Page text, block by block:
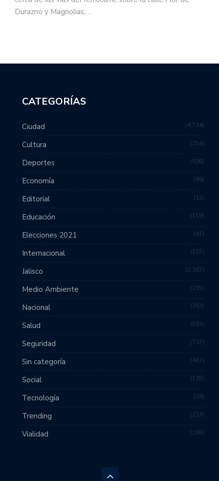
Durazno y Magnolias,…
CATEGORÍAS
Ciudad 4,734
Cultura 354
Deportes 506
Economía 89
Editorial 12
Educación 119
Elecciones 2021 41
Internacional 107
Jalisco 2,387
Medio Ambiente 235
Nacional 763
Salud 583
Seguridad 737
Sin categoría 467
Social 135
Tecnología 28
Trending 234
Vialidad 165